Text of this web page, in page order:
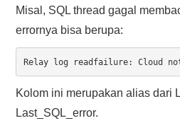
Misal, SQL thread gagal
errornya bisa berupa:
Relay log readfailure: Cloud
Kolom ini merupakan alias dari
Last_SQL_error.